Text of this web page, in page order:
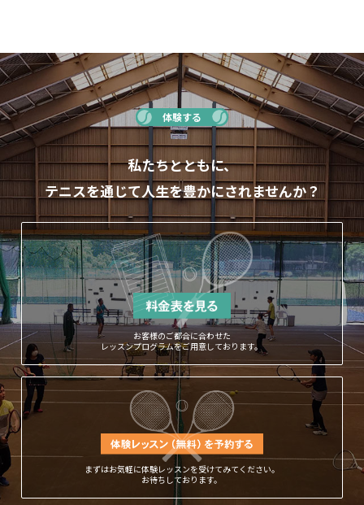
体験する
私たちとともに、
テニスを通じて人生を豊かにされませんか？
お客様のご都合に合わせた
レッスンプログラムをご用意しております。
まずはお気軽に体験レッスンを受けてみてください。
お待ちしております。